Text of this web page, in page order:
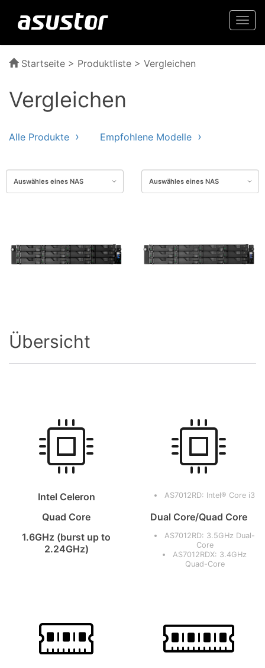
Startseite > Produktliste > Vergleichen
Vergleichen
Alle Produkte Empfohlene Modelle
Übersicht
Intel Celeron AS7012RD: Intel® Core i3
Quad Core
Dual Core/Quad Core
1.6GHz (burst up to
2.24GHz)
AS7012RD: 3.5GHz Dual-
Core
AS7012RDX: 3.4GHz
Quad-Core